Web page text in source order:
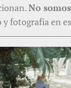
No
fotografía en